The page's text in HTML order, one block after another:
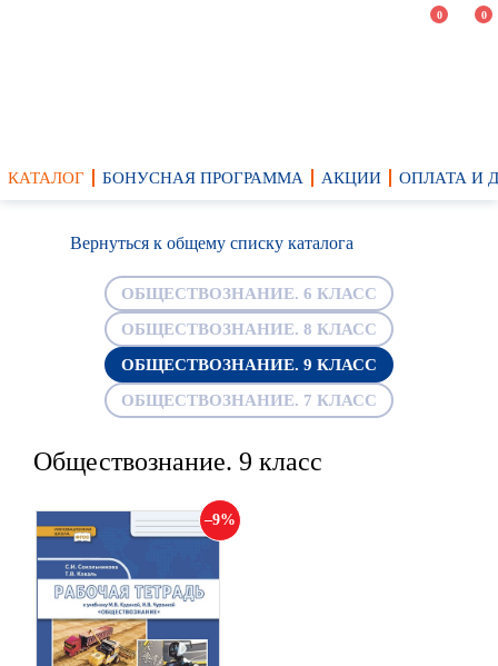
0 0
КАТАЛОГ БОНУСНАЯ ПРОГРАММА АКЦИИ ОПЛАТА И
Вернуться к общему списку каталога
ОБЩЕСТВОЗНАНИЕ. 6 КЛАСС
ОБЩЕСТВОЗНАНИЕ. 8 КЛАСС
ОБЩЕСТВОЗНАНИЕ. 9 КЛАСС
ОБЩЕСТВОЗНАНИЕ. 7 КЛАСС
Обществознание. 9 класс
9